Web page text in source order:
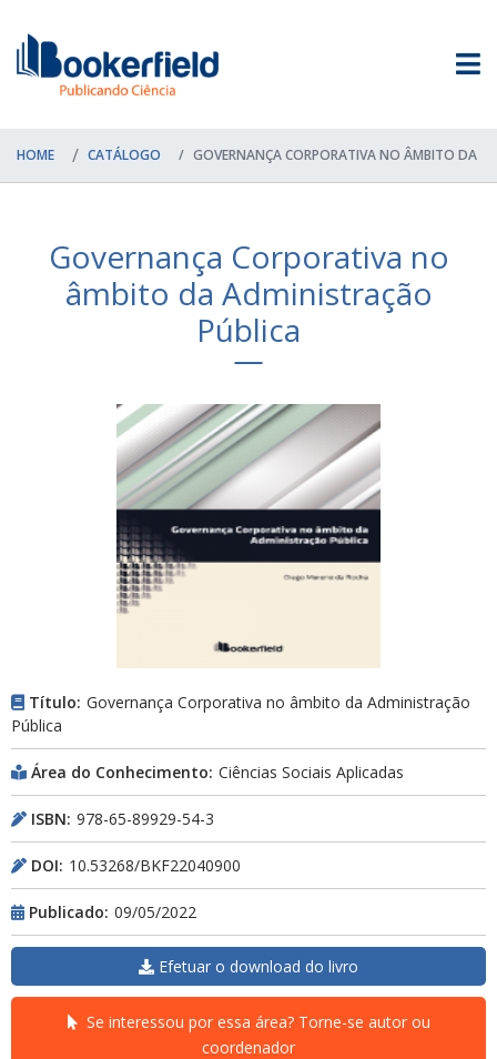
HOME CATÁLOGO GOVERNANÇA CORPORATIVA NO ÂMBITO DA
Governança Corporativa no
âmbito da Administração
Pública
Título: Governança Corporativa no âmbito da Administração
Pública
Área do Conhecimento: Ciências Sociais Aplicadas
ISBN: 978-65-89929-54-3
DOI: 10.53268/BKF22040900
Publicado: 09/05/2022
Efetuar o download do livro
Se interessou por essa área? Torne-se autor ou
coordenador